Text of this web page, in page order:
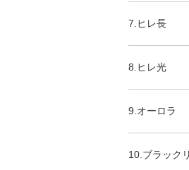
7.ヒレ長
8.ヒレ光
9.オーロラ
10.ブラック